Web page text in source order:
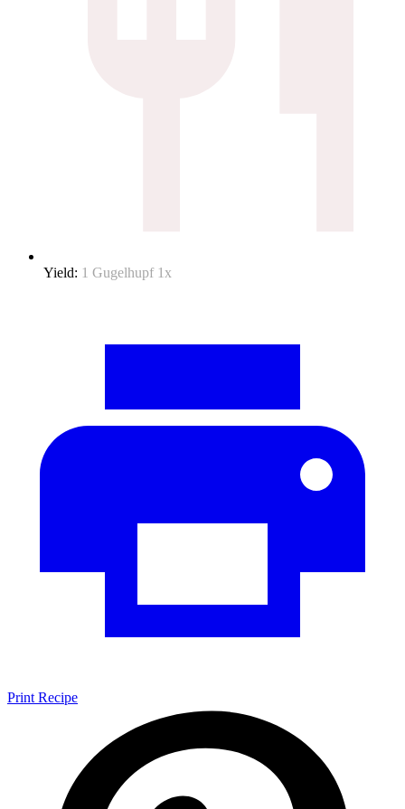
Yield: 1 Gugelhupf 1 x
Print Recipe